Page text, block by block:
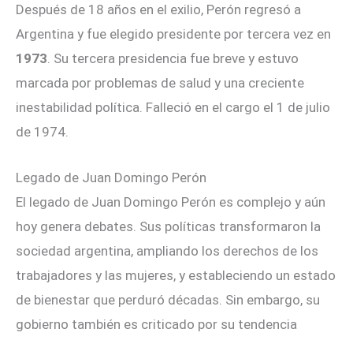
Después de 18 años en el exilio, Perón regresó a
Argentina y fue elegido presidente por tercera vez en
1973 . Su tercera presidencia fue breve y estuvo
marcada por problemas de salud y una creciente
inestabilidad política. Falleció en el cargo el 1 de julio
de 1974.
Legado de Juan Domingo Perón
El legado de Juan Domingo Perón es complejo y aún
hoy genera debates. Sus políticas transformaron la
sociedad argentina, ampliando los derechos de los
trabajadores y las mujeres, y estableciendo un estado
de bienestar que perduró décadas. Sin embargo, su
gobierno también es criticado por su tendencia